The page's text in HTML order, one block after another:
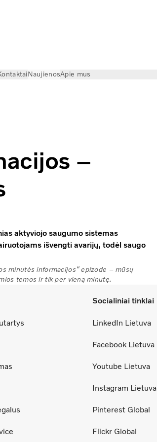
NaujienosApie mus
–
aktyviojo saugumo sistemas
išvengti avarijų, todėl saugo
minutės informacijos“ epizode – mūsų
temos ir tik per vieną minutę.
Socialiniai tinklai
LinkedIn Lietuva
Facebook Lietuva
Youtube Lietuva
Instagram Lietuva
Pinterest Global
Flickr Global